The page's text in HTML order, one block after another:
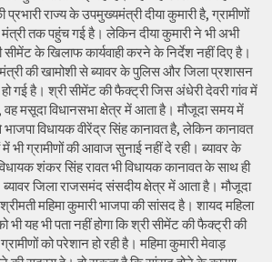
प्रभारी राज्य के उपमुख्यमंत्री दीया कुमारी है, ग्रामीणों
मंत्री तक पहुंच गई है। लेकिन दीया कुमारी ने भी अभी
के खिलाफ कार्यवाही करने के निर्देश नहीं दिए है।
मंत्री की खामोशी से ब्यावर के पुलिस और जिला प्रशासन
गई है। श्री सीमेंट की फैक्ट्री जिस अंधेरी देवरी गांव में
वह मसूदा विधानसभा क्षेत्र में आता है। मौजूदा समय में
विधायक वीरेंद्र सिंह कानावत है, लेकिन कानावत
भी ग्रामीणों की आवाज सुनाई नहीं दे रही। ब्यावर के
शंकर सिंह रावत भी विधायक कानावत के साथ ही
जिला राजसमंद संसदीय क्षेत्र में आता है। मौजूदा
महिमा कुमारी भाजपा की सांसद है। शायद महिला
भी यह भी पता नहीं होगा कि श्री सीमेंट की फैक्ट्री की
को परेशान हो रही है। महिमा कुमारी मेवाड़